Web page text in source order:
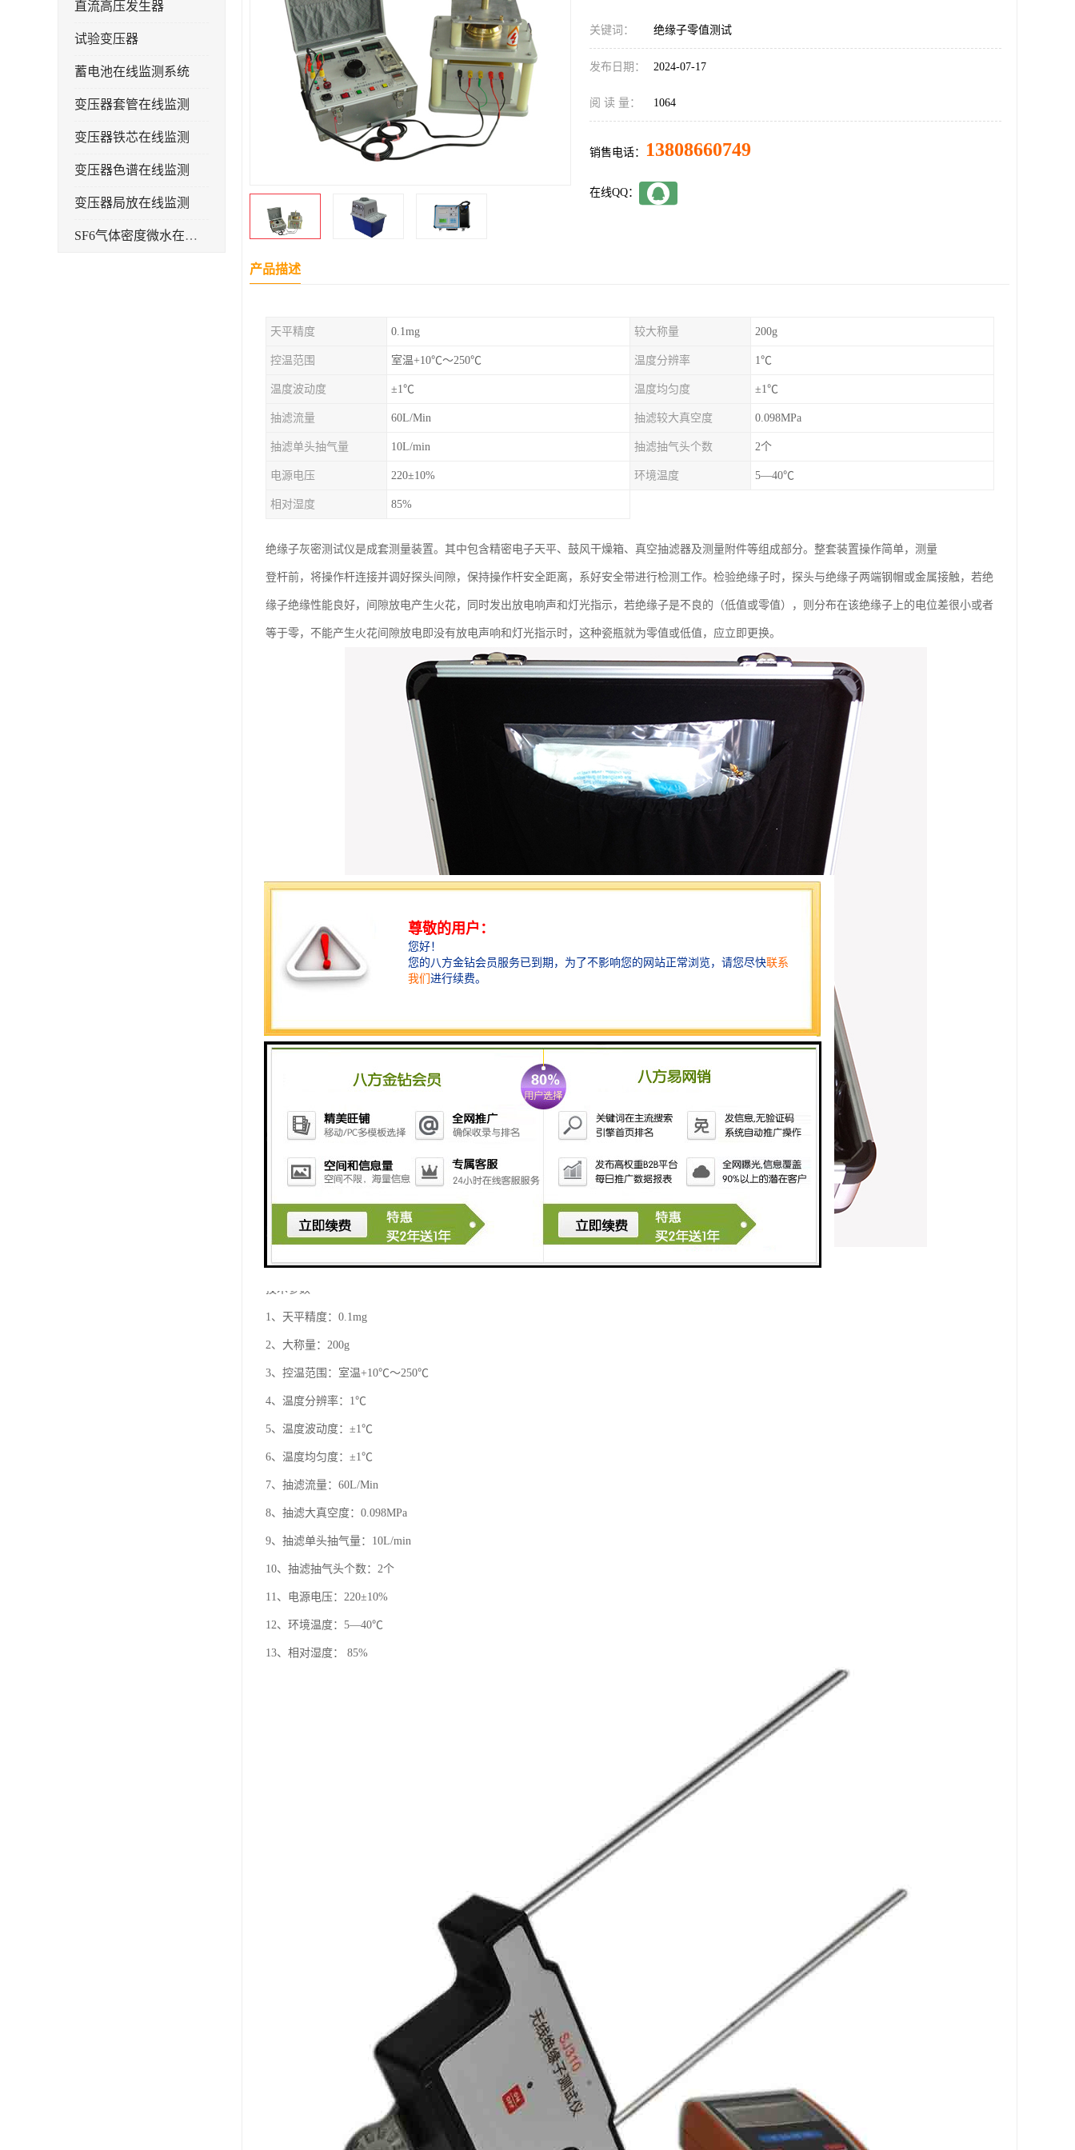
直流高压发生器
试验变压器
蓄电池在线监测系统
变压器套管在线监测
变压器铁芯在线监测
变压器色谱在线监测
变压器局放在线监测
SF6气体密度微水在线监测系统
关键词： 绝缘子零值测试
发布日期： 2024-07-17
阅 读 量： 1064
销售电话： 13808660749
在线QQ：
产品描述
天平精度 0.1mg 较大称量 200g
控温范围 室温+10℃～250℃ 温度分辨率 1℃
温度波动度 ±1℃ 温度均匀度 ±1℃
抽滤流量 60L/Min 抽滤较大真空度 0.098MPa
抽滤单头抽气量 10L/min 抽滤抽气头个数 2个
电源电压 220±10% 环境温度 5—40℃
相对湿度 85%
绝缘子灰密测试仪是成套测量装置。其中包含精密电子天平、鼓风干燥箱、真空抽滤器及测量附件等组成部分。整套装置操作简单，测量
登杆前，将操作杆连接并调好探头间隙，保持操作杆安全距离，系好安全带进行检测工作。检验绝缘子时，探头与绝缘子两端钢帽或金属接触，若绝
缘子绝缘性能良好，间隙放电产生火花，同时发出放电响声和灯光指示，若绝缘子是不良的（低值或零值），则分布在该绝缘子上的电位差很小或者
等于零，不能产生火花间隙放电即没有放电声响和灯光指示时，这种瓷瓶就为零值或低值，应立即更换。
技术参数
1、天平精度：0.1mg
2、大称量：200g
3、控温范围：室温+10℃～250℃
4、温度分辨率：1℃
5、温度波动度：±1℃
6、温度均匀度：±1℃
7、抽滤流量：60L/Min
8、抽滤大真空度：0.098MPa
9、抽滤单头抽气量：10L/min
10、抽滤抽气头个数：2个
11、电源电压：220±10%
12、环境温度：5—40℃
13、相对湿度： 85%